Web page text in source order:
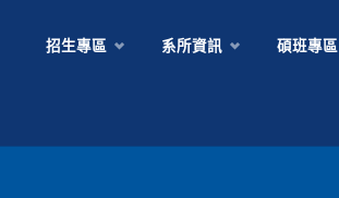
招生專區 系所資訊 碩班專區